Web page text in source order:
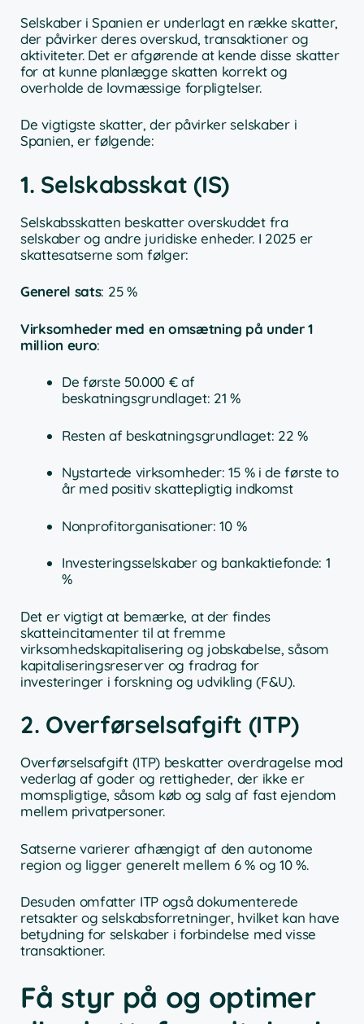
Selskaber i Spanien er underlagt en række skatter,
der påvirker deres overskud, transaktioner og
aktiviteter. Det er afgørende at kende disse skatter
for at kunne planlægge skatten korrekt og
overholde de lovmæssige forpligtelser.
De vigtigste skatter, der påvirker selskaber i
Spanien, er følgende:
1. Selskabsskat (IS)
Selskabsskatten beskatter overskuddet fra
selskaber og andre juridiske enheder. I 2025 er
skattesatserne som følger:
Generel sats: 25 %
Virksomheder med en omsætning på under 1
million euro:
De første 50.000 € af
beskatningsgrundlaget: 21 %
Resten af beskatningsgrundlaget: 22 %
Nystartede virksomheder: 15 % i de første to
år med positiv skattepligtig indkomst
Nonprofitorganisationer: 10 %
Investeringsselskaber og bankaktiefonde: 1
%
Det er vigtigt at bemærke, at der findes
skatteincitamenter til at fremme
virksomhedskapitalisering og jobskabelse, såsom
kapitaliseringsreserver og fradrag for
investeringer i forskning og udvikling (F&U).
2. Overførselsafgift (ITP)
Overførselsafgift (ITP) beskatter overdragelse mod
vederlag af goder og rettigheder, der ikke er
momspligtige, såsom køb og salg af fast ejendom
mellem privatpersoner.
Satserne varierer afhængigt af den autonome
region og ligger generelt mellem 6 % og 10 %.
Desuden omfatter ITP også dokumenterede
retsakter og selskabsforretninger, hvilket kan have
betydning for selskaber i forbindelse med visse
transaktioner.
Få styr på og optimer